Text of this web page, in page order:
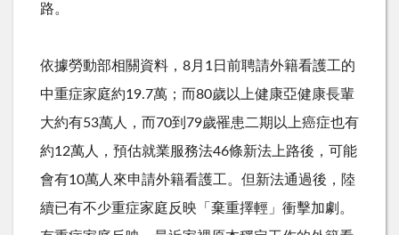
路。
依據勞動部相關資料， 8月 1 日前聘請外籍看護工的
中重症家庭約19.7萬；而80歲以上健康亞健康長輩
大約有53萬人，而70到 79歲罹患二期以上癌症也有
約12萬人，預估就業服務法46條新法上路後，可能
會有10萬人來申請外籍看護工。但新法通過後，陸
續已有不少重症家庭反映「棄重擇輕」衝擊加劇。